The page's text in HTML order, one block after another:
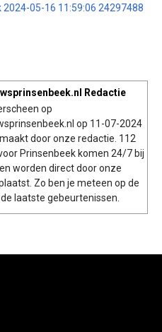
2024-05-16 11:59:06 24297488
Redactie
op
op 11-07-2024
door onze redactie. 112
Prinsenbeek komen 24/7 bij
worden direct door onze
Zo ben je meteen op de
laatste gebeurtenissen.